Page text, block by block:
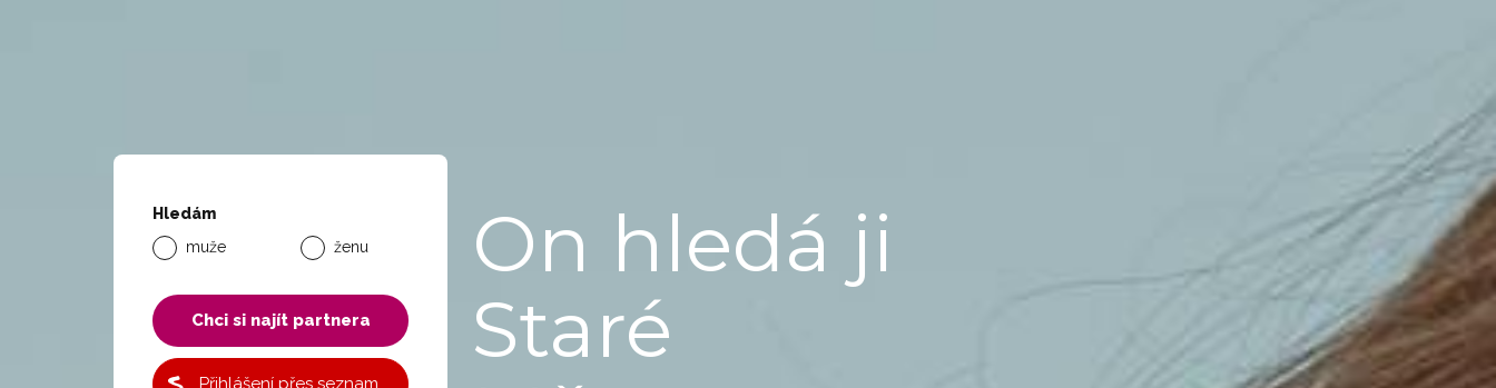
Hledám
muže
ženu
Chci si najít partnera
Přihlášení přes seznam
On hledá ji
Staré